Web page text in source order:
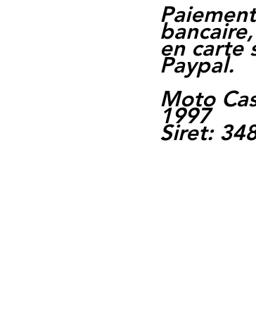
en carte
Paypal.
Moto
1997
Siret: